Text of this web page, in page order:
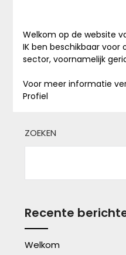
Welkom op de website
IK ben beschikbaar
sector, voornamelijk
Voor meer informatie
Profiel
ZOEKEN
Recente
Welkom